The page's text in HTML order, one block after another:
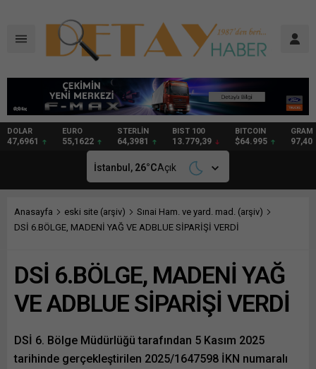
DOLAR
47,6961
EURO
55,1622
STERLİN
64,3981
BIST 100
13.779,39
BITCOIN
$64.995
GRAM
97,40
İstanbul, 26°CAçık
Anasayfa eski site (arşiv)
Sınai Ham. ve yard. mad. (arşiv)
DSİ 6.BÖLGE, MADENİ YAĞ VE ADBLUE SİPARİŞİ VERDİ
DSİ 6.BÖLGE, MADENİ YAĞ
VE ADBLUE SİPARİŞİ VERDİ
DSİ 6. Bölge Müdürlüğü tarafından 5 Kasım 2025
tarihinde gerçekleştirilen 2025/1647598 İKN numaralı